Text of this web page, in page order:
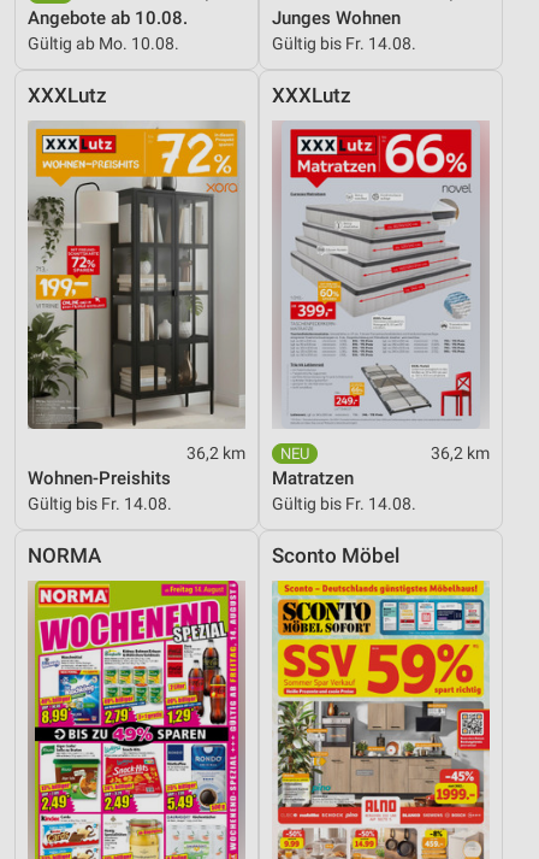
Angebote ab 10.08.
Gültig ab Mo. 10.08.
Junges Wohnen
Gültig bis Fr. 14.08.
XXXLutz
36,2 km
Wohnen-Preishits
Gültig bis Fr. 14.08.
XXXLutz
36,2 km
Matratzen
Gültig bis Fr. 14.08.
NORMA Sconto Möbel